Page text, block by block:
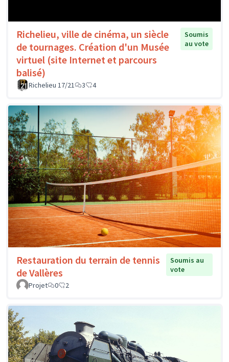
Richelieu, ville de cinéma, un siècle
de tournages. Création d'un Musée
virtuel (site Internet et parcours
balisé)
Soumis
au vote
Richelieu 17/21 3 4
Restauration du terrain de tennis
de Vallères
Soumis au
vote
Projet
0 2